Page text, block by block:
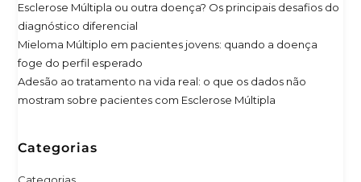
Esclerose Múltipla ou outra doença? Os principais desafios do
diagnóstico diferencial
Mieloma Múltiplo em pacientes jovens: quando a doença
foge do perfil esperado
Adesão ao tratamento na vida real: o que os dados não
mostram sobre pacientes com Esclerose Múltipla
Categorias